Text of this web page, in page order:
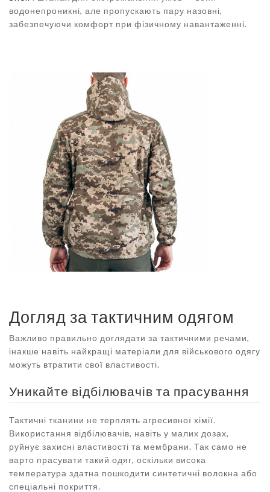
водонепроникні, але пропускають пару назовні,
забезпечуючи комфорт при фізичному навантаженні.
Догляд за тактичним одягом
Важливо правильно доглядати за тактичними речами,
інакше навіть найкращі матеріали для військового одягу
можуть втратити свої властивості.
Уникайте відбілювачів та прасування
Тактичні тканини не терплять агресивної хімії.
Використання відбілювачів, навіть у малих дозах,
руйнує захисні властивості та мембрани. Так само не
варто прасувати такий одяг, оскільки висока
температура здатна пошкодити синтетичні волокна або
спеціальні покриття.